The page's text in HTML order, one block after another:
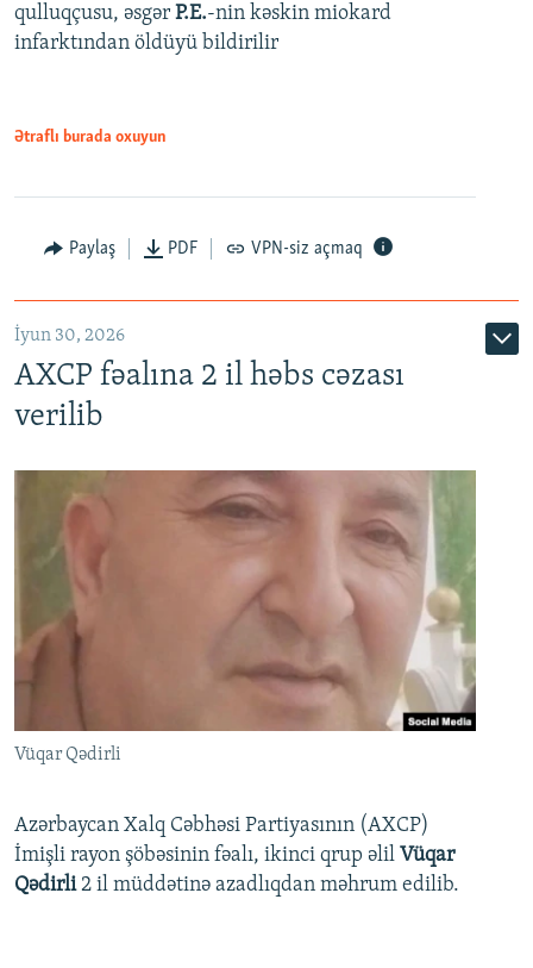
qulluqçusu, əsgər P.E.-nin kəskin miokard
infarktından öldüyü bildirilir
Ətraflı burada oxuyun
Paylaş PDF VPN-siz açmaq
İyun 30, 2026
AXCP fəalına 2 il həbs cəzası
verilib
Vüqar Qədirli
Azərbaycan Xalq Cəbhəsi Partiyasının (AXCP)
İmişli rayon şöbəsinin fəalı, ikinci qrup əlil Vüqar
Qədirli2 il müddətinə azadlıqdan məhrum edilib.